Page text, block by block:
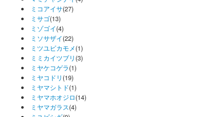
ミコアイサ(27)
ミサゴ(13)
ミゾゴイ(4)
ミソサザイ(22)
ミツユビカモメ(1)
ミミカイツブリ (3)
ミヤケコゲラ(1)
ミヤコドリ (19)
ミヤマシトド(1)
ミヤマホオジロ(14)
ミヤマガラス(4)